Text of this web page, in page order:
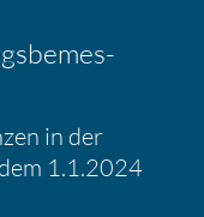
in der
1.1.2024